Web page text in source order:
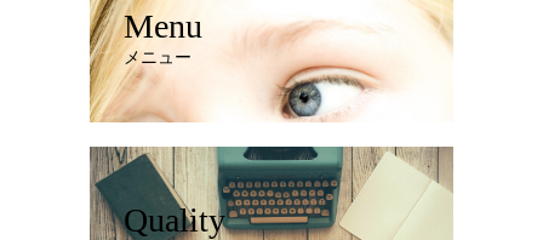
Menu
メニュー
Quality